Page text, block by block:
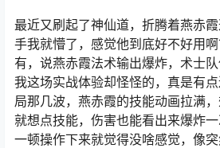
最近又刷起了神仙道，折腾着燕赤
手我就懵了，感觉他到底好不好用
有，说燕赤霞法术输出爆炸，术士
我这场实战体验却怪怪的，真是有
局那几波，燕赤霞的技能动画拉满
就想点技能，伤害也能看出来爆炸一
一顿操作下来就觉得没啥感觉，像